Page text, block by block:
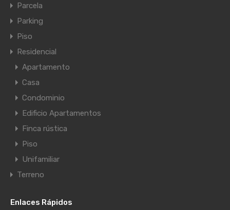
Parcela
Parking
Piso
Residencial
Apartamento
Casa
Condominio
Edificio Apartamentos
Finca rústica
Piso
Unifamiliar
Terreno
Enlaces Rápidos